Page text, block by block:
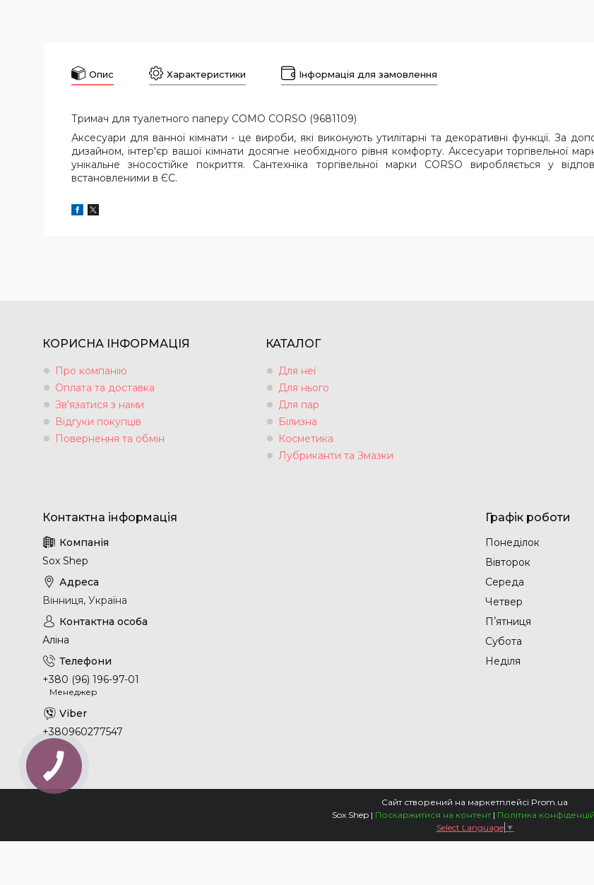
Опис Характеристики Інформація для замовлення
Тримач для туалетного паперу COMO CORSO (9681109)
Аксесуари для ванної кімнати - це вироби, які виконують утилітарні та декоративні функції. За
дизайном, інтер'єр вашої кімнати досягне необхідного рівня комфорту. Аксесуари торгівельної
унікальне зносостійке покриття. Сантехніка торгівельної марки CORSO виробляється у
встановленими в ЄС.
КОРИСНА ІНФОРМАЦІЯ
Про компанію
Оплата та доставка
Зв'язатися з нами
Відгуки покупців
Повернення та обмін
КАТАЛОГ
Для неї
Для нього
Для пар
Білизна
Косметика
Лубриканти та Змазки
Sox Shep
Вінниця, Україна
Аліна
+380 (96) 196-97-01
Менеджер
+380960277547
Графік роботи
Понеділок
Вівторок
Середа
Четвер
Пʼятниця
Субота
Неділя
Сайт створений на маркетплейсі Prom.ua
Sox Shep | Поскаржитися на контент | Політика
Select Language ▼